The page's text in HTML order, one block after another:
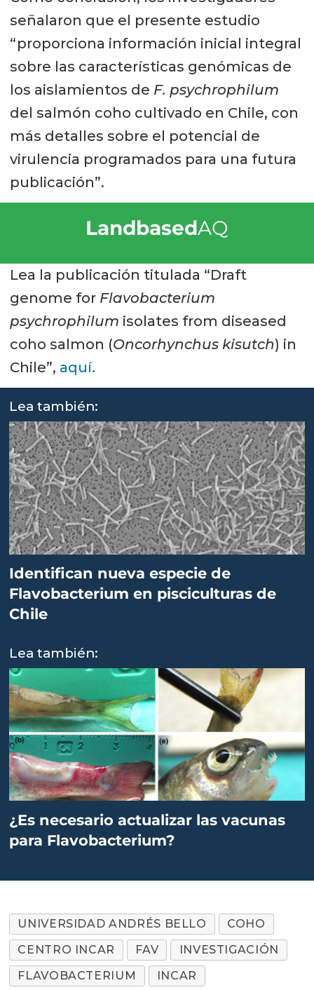
señalaron que el presente estudio
“proporciona información inicial integral
sobre las características genómicas de
los aislamientos de F. psychrophilum
del salmón coho cultivado en Chile, con
más detalles sobre el potencial de
virulencia programados para una futura
publicación”.
LandbasedAQ
Lea la publicación titulada “Draft
genome for Flavobacterium
psychrophilum isolates from diseased
coho salmon (Oncorhynchus kisutch) in
Chile”, aquí.
Lea también:
Identifican nueva especie de
Flavobacterium en pisciculturas de
Chile
Lea también:
¿Es necesario actualizar las vacunas
para Flavobacterium?
UNIVERSIDAD ANDRÉS BELLO
COHO
CENTRO INCAR
FAV
INVESTIGACIÓN
FLAVOBACTERIUM
INCAR